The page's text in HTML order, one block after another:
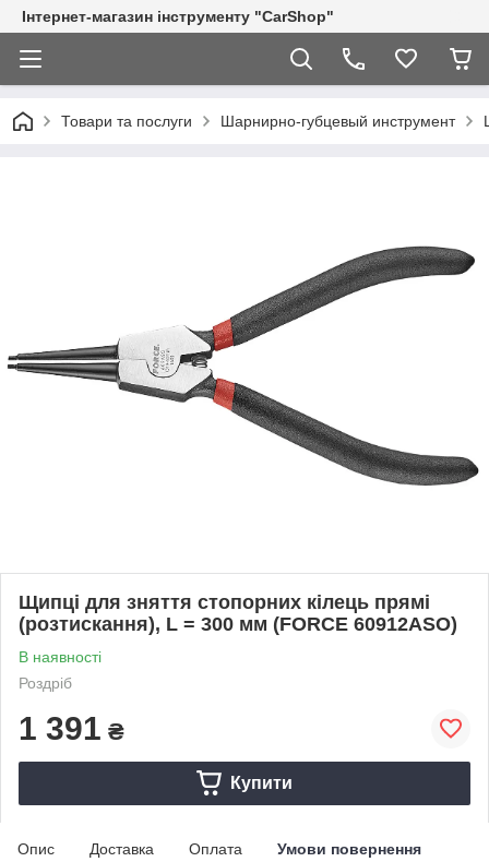
Інтернет-магазин інструменту "CarShop"
Товари та послуги Шарнирно-губцевый инструмент
Щипці для зняття стопорних кілець прямі
(розтискання), L = 300 мм (FORCE 60912ASO)
В наявності
Роздріб
1 391 ₴
Купити
Опис Доставка Оплата Умови повернення